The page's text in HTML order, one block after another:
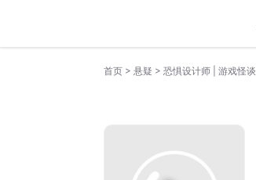
首页 > 悬疑 > 恐惧设计师 | 游戏怪谈